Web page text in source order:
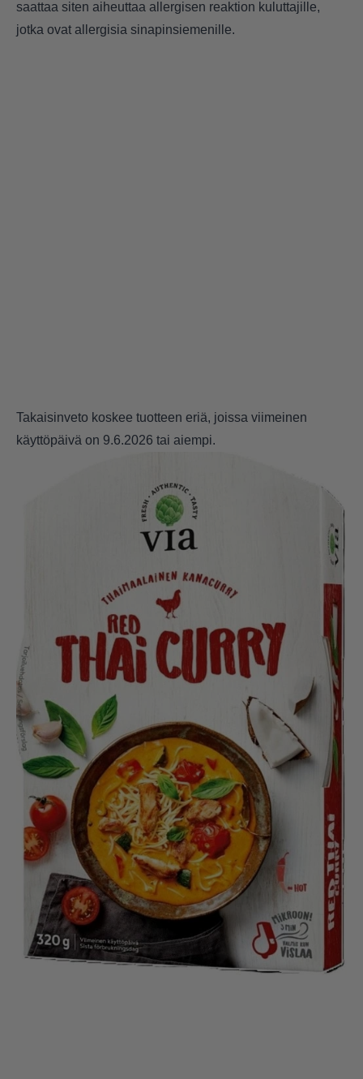
saattaa siten aiheuttaa allergisen reaktion kuluttajille,
jotka ovat allergisia sinapinsiemenille.
Takaisinveto koskee tuotteen eriä, joissa viimeinen
käyttöpäivä on 9.6.2026 tai aiempi.